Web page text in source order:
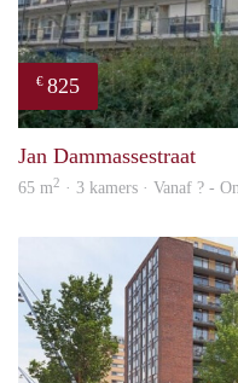
€ 825
Jan Dammassestraat
65 m2 · 3 kamers · Vanaf ? -